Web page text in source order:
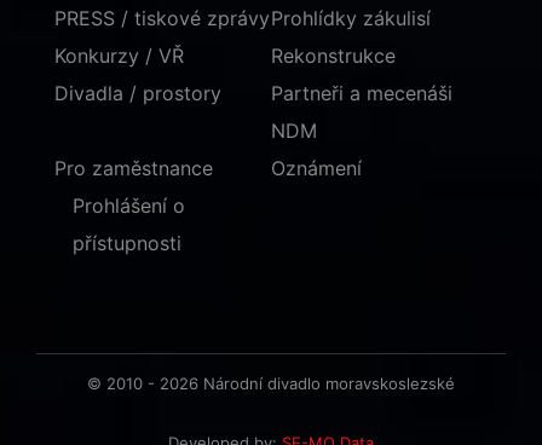
PRESS / tiskové zprávy
Konkurzy / VŘ
Divadla / prostory
Prohlídky zákulisí
Rekonstrukce
Partneři a mecenáši
NDM
Pro zaměstnance
Oznámení
Prohlášení o
přístupnosti
© 2010 - 2026 Národní divadlo moravskoslezské